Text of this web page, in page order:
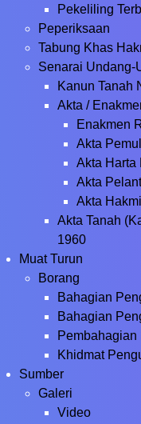
Pekeliling
Peperiksaan
Tabung Khas
Senarai Undang-
Kanun Tanah
Akta /
Enakmen
Akta
Akta Harta
Akta
Akta
Akta Tanah
1960
Muat Turun
Borang
Bahagian
Bahagian
Pembahagian
Khidmat
Sumber
Galeri
Video